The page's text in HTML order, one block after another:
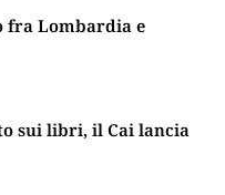
fra Lombardia e
sui libri, il Cai lancia